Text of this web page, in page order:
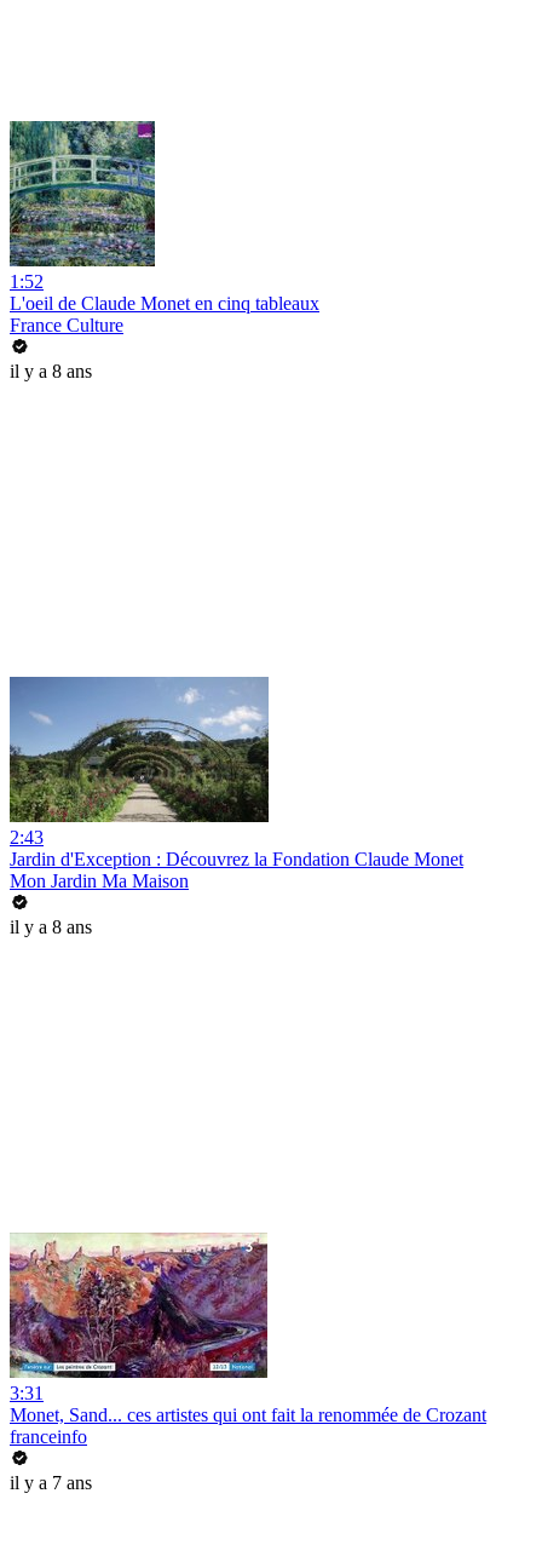
1:52
L'oeil de Claude Monet en cinq tableaux
France Culture
il y a 8 ans
2:43
Jardin d'Exception : Découvrez la Fondation Claude Monet
Mon Jardin Ma Maison
il y a 8 ans
3:31
Monet, Sand... ces artistes qui ont fait la renommée de Crozant
franceinfo
il y a 7 ans